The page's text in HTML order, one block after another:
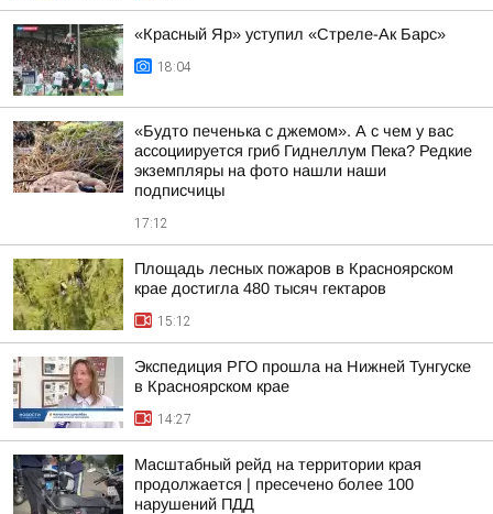
«Красный Яр» уступил «Стреле-Ак Барс»
18:04
«Будто печенька с джемом». А с чем у вас
ассоциируется гриб Гиднеллум Пека? Редкие
экземпляры на фото нашли наши
подписчицы
17:12
Площадь лесных пожаров в Красноярском
крае достигла 480 тысяч гектаров
15:12
Экспедиция РГО прошла на Нижней Тунгуске
в Красноярском крае
14:27
Масштабный рейд на территории края
продолжается | пресечено более 100
нарушений ПДД